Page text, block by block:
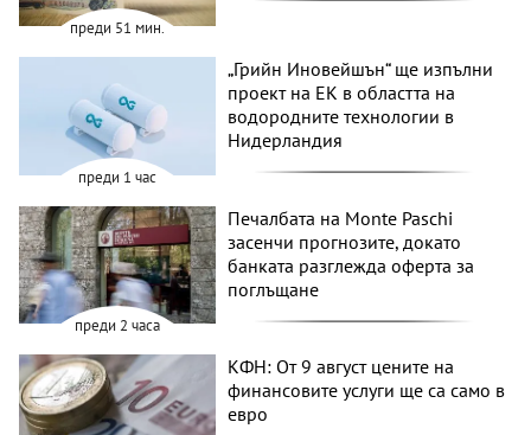
преди 51 мин.
преди 1 час
„Грийн Иновейшън“ ще изпълни
проект на ЕК в областта на
водородните технологии в
Нидерландия
преди 2 часа
Печалбата на Monte Paschi
засенчи прогнозите, докато
банката разглежда оферта за
поглъщане
КФН: От 9 август цените на
финансовите услуги ще са само в
евро